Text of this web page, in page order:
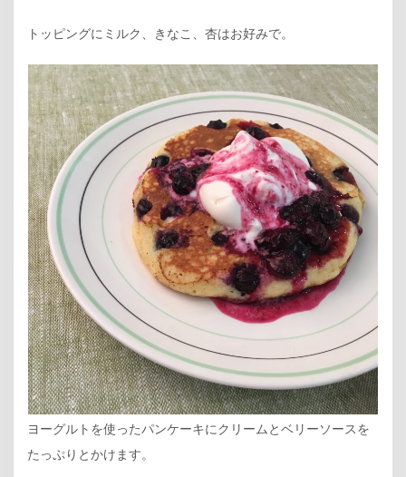
トッピングにミルク、きなこ、杏はお好みで。
ヨーグルトを使ったパンケーキにクリームとベリーソースを
たっぷりとかけます。